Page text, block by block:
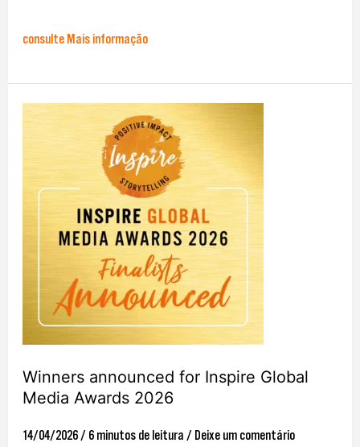
consulte Mais informação
Winners announced for Inspire Global
Media Awards 2026
14/04/2026 / 6 minutos de leitura / Deixe um comentário
Winners
Inspire